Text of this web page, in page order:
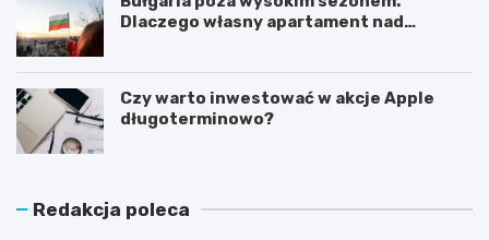
Dlaczego własny apartament nad
Czy warto inwestować w akcje Apple
długoterminowo?
Redakcja poleca